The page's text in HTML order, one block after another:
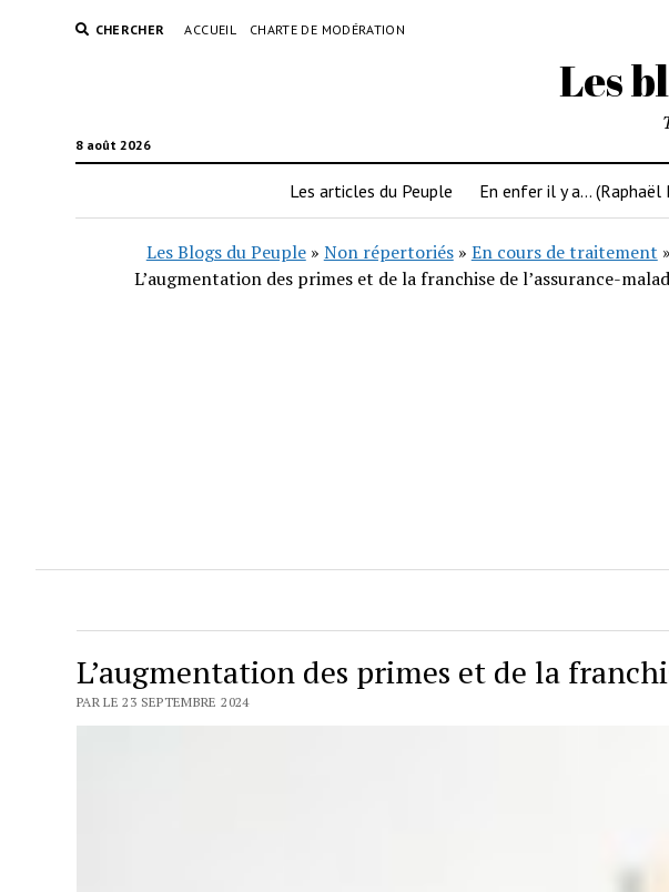
CHERCHER ACCUEIL CHARTE DE MODÉRATION
Les
8 août 2026
Les articles du Peuple En enfer il y a… (Raphaël
Les Blogs du Peuple» Non répertoriés» En cours de traitement »
L’augmentation des primes et de la franchise de l’assurance-
L’augmentation des primes et de la
PAR LE 23 SEPTEMBRE 2024